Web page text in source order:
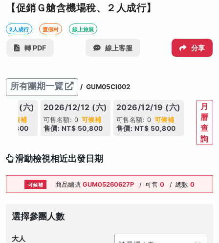
【促銷Ｇ艙含機場稅、２人成行】
2人成行 渡假村 線上旅展
轉 PDF 線上客服 分享
所有團期一覽 / GUM05CI002
05 (六)
可候補
50,800
2026/12/12 (六)
可售名額: 0 可候補
售價: NT$ 50,800
2026/12/19 (六)
可售名額: 0 可候補
售價: NT$ 50,800
月
曆
查
詢
滑動檢視相近出發日期
可候補 商品編號GUM05260627P / 可售0 / 總數0
選擇參團人數
大人